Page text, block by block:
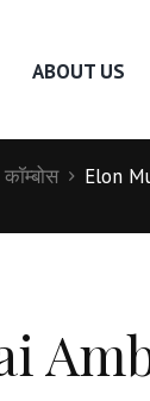
ABOUT US
Elon